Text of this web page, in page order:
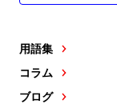
用語集
コラム
ブログ